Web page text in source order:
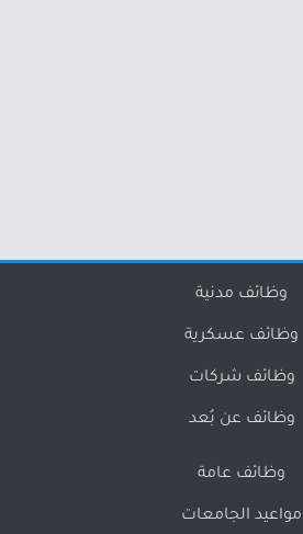
وظائف مدنية
وظائف عسكرية
وظائف شركات
وظائف عن بُعد
وظائف عامة
مواعيد الجامعات